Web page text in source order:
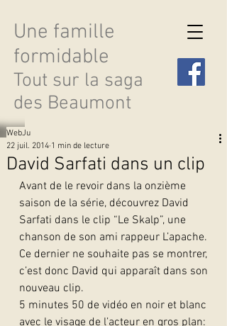
Une famille
formidable
Tout sur la saga
des Beaumont
Découvrir les saisons
David Sarfati dans un clip
WebJu
22 juil. 2014 1 min de lecture
Avant de le revoir dans la onzième
saison de la série, découvrez David
Sarfati dans le clip “Le Skalp”, une
chanson de son ami rappeur L’apache.
Ce dernier ne souhaite pas se montrer,
c’est donc David qui apparaît dans son
nouveau clip.
5 minutes 50 de vidéo en noir et blanc
avec le visage de l’acteur en gros plan: